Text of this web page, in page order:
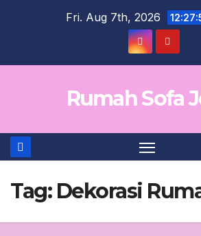
Fri. Aug 7th, 2026
Rumah Sofa
Tag: Dekorasi